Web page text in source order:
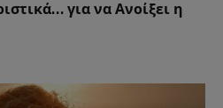
για να Ανοίξει η